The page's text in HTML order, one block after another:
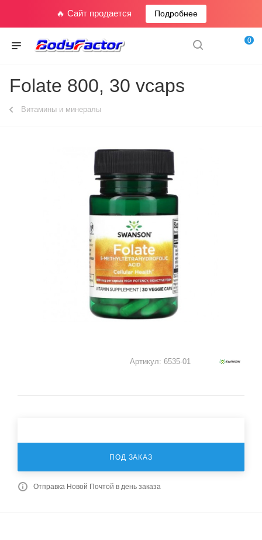
🔥 Сайт продается Подробнее
0
Folate 800, 30 vcaps
Витамины и минералы
Артикул: 6535-01
ПОД ЗАКАЗ
Отправка Новой Почтой в день заказа